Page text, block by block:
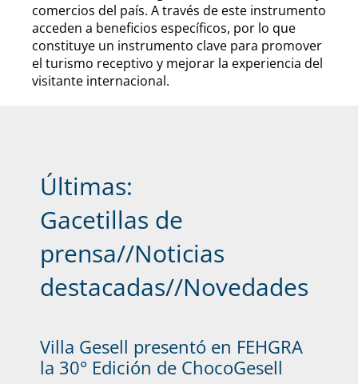
comercios del país. A través de este instrumento
acceden a beneficios específicos, por lo que
constituye un instrumento clave para promover
el turismo receptivo y mejorar la experiencia del
visitante internacional.
Últimas:
Gacetillas de
prensa//Noticias
destacadas//Novedades
Villa Gesell presentó en FEHGRA
la 30° Edición de ChocoGesell